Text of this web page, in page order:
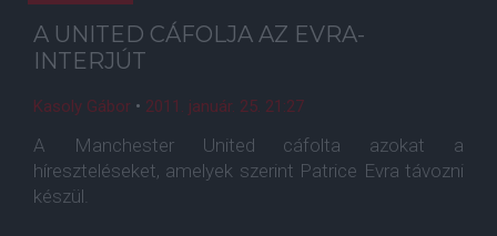
A UNITED CÁFOLJA AZ EVRA-
INTERJÚT
Kasoly Gábor • 2011. január. 25. 21:27
A Manchester United cáfolta azokat a
híreszteléseket, amelyek szerint Patrice Evra távozni
készül.